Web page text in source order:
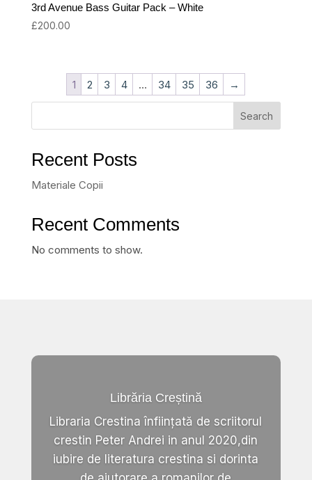
3rd Avenue Bass Guitar Pack – White
£200.00
1 2 3 4 … 34 35 36 →
Search
Recent Posts
Materiale Copii
Recent Comments
No comments to show.
Librăria Creștină
Libraria Crestina înființată de scriitorul
crestin Peter Andrei in anul 2020,din
iubire de literatura crestina si dorinta